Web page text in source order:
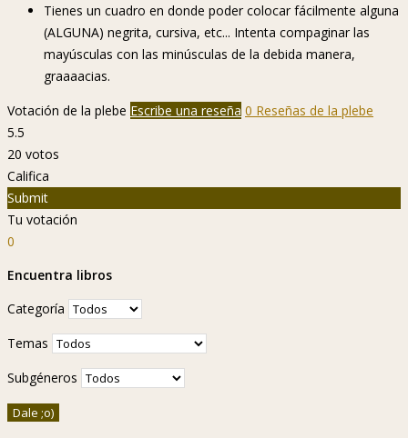
Tienes un cuadro en donde poder colocar fácilmente alguna
(ALGUNA) negrita, cursiva, etc... Intenta compaginar las
mayúsculas con las minúsculas de la debida manera,
graaaacias.
Votación de la plebe Escribe una reseña 0 Reseñas de la plebe
5.5
20 votos
Califica
Submit
Tu votación
0
Encuentra libros
Categoría
Temas
Subgéneros